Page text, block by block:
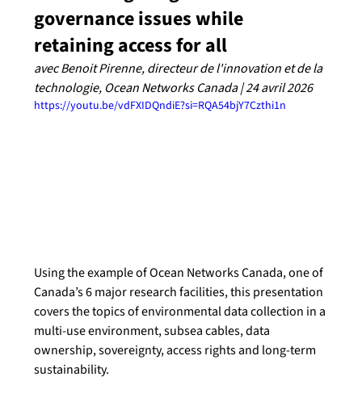
governance issues while
retaining access for all
avec Benoit Pirenne, directeur de l'innovation et de la
technologie, Ocean Networks Canada | 24 avril 2026
https://youtu.be/vdFXIDQndiE?si=RQA54bjY7Czthi1n
Using the example of Ocean Networks Canada, one of
Canada’s 6 major research facilities, this presentation
covers the topics of environmental data collection in a
multi-use environment, subsea cables, data
ownership, sovereignty, access rights and long-term
sustainability.